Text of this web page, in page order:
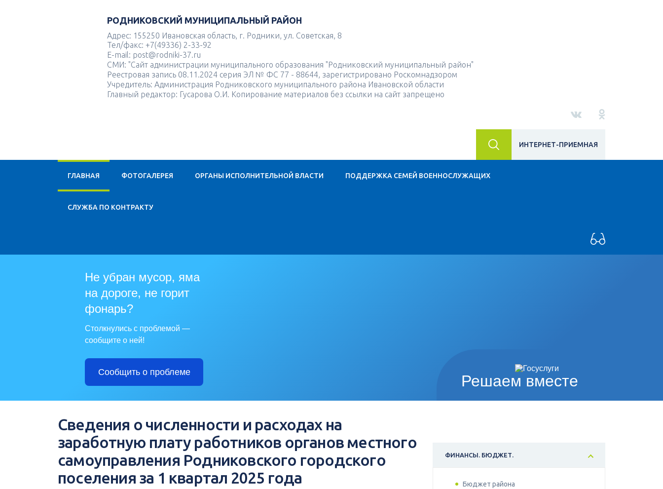
РОДНИКОВСКИЙ МУНИЦИПАЛЬНЫЙ РАЙОН
Адрес: 155250 Ивановская область, г. Родники, ул. Советская, 8
Тел/факс: +7(49336) 2-33-92
E-mail: post@rodniki-37.ru
СМИ: "Сайт администрации муниципального образования "Родниковский муниципальный район"
Реестровая запись 08.11.2024 серия ЭЛ № ФС 77 - 88644, зарегистрировано Роскомнадзором
Учредитель: Администрация Родниковского муниципального района Ивановской области
Главный редактор: Гусарова О.И. Копирование материалов без ссылки на сайт запрещено
ИНТЕРНЕТ-ПРИЕМНАЯ
ГЛАВНАЯ ФОТОГАЛЕРЕЯ ОРГАНЫ ИСПОЛНИТЕЛЬНОЙ ВЛАСТИ ПОДДЕРЖКА СЕМЕЙ ВОЕННОСЛУЖАЩИХ
CЛУЖБА ПО КОНТРАКТУ
Решаем вместе
Не убран мусор, яма
на дороге, не горит
фонарь?
Столкнулись с проблемой —
сообщите о ней!
Сообщить о проблеме
Сведения о численности и расходах на
заработную плату работников органов местного
самоуправления Родниковского городского
поселения за 1 квартал 2025 года
ФИНАНСЫ. БЮДЖЕТ.
Бюджет района